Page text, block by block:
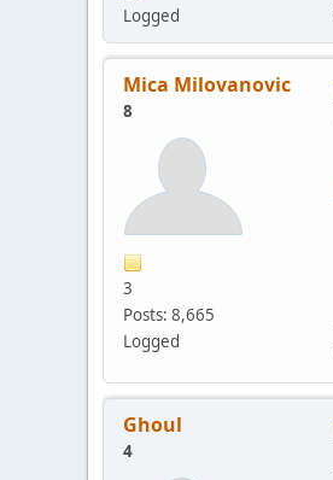
Logged
Mica Milovanovic
8
3
Posts: 8,665
Logged
Ghoul
4